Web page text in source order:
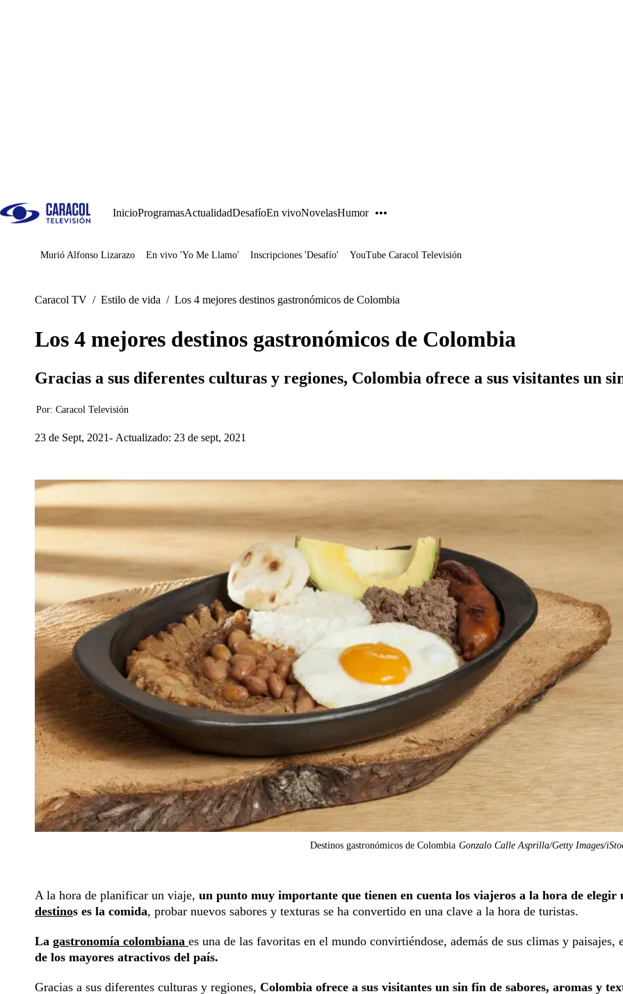
InicioProgramasActualidadDesafíoEn vivoNovelasHumor
Juegos
Murió Alfonso Lizarazo En vivo 'Yo Me Llamo' Inscripciones 'Desafío' YouTube Caracol Televisión
Caracol TV / Estilo de vida / Los 4 mejores destinos gastronómicos de Colombia
Los 4 mejores destinos gastronómicos de Colombia
Gracias a sus diferentes culturas y regiones, Colombia ofrece a sus visitantes un
Por: Caracol Televisión
23 de Sept, 2021 Actualizado: 23 de sept, 2021
Destinos gastronómicos de Colombia Gonzalo Calle Asprilla/Getty Images/
A la hora de planificar un viaje, un punto muy importante que tienen en cuenta los viajeros a la hora de elegir
destinos es la comida, probar nuevos sabores y texturas se ha convertido en una clave a la hora de turistas.
La gastronomía colombiana es una de las favoritas en el mundo convirtiéndose, además de sus climas y paisajes,
de los mayores atractivos del país.
Gracias a sus diferentes culturas y regiones, Colombia ofrece a sus visitantes un sin fin de sabores, aromas y